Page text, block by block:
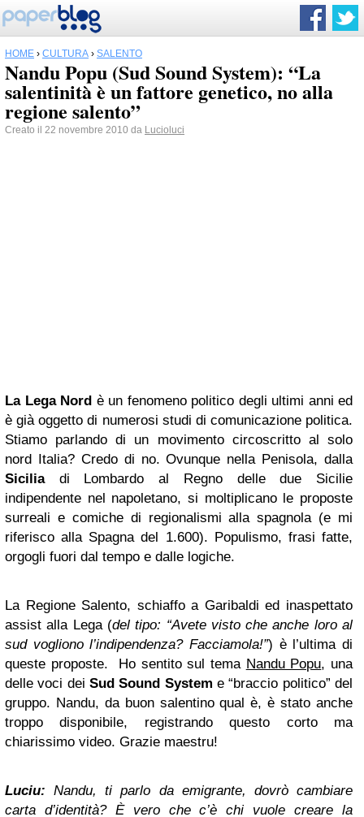
HOME › CULTURA › SALENTO
Nandu Popu (Sud Sound System): “La
salentinità è un fattore genetico, no alla
regione salento”
Creato il 22 novembre 2010 da Lucioluci
La Lega Nord è un fenomeno politico degli ultimi anni ed
è già oggetto di numerosi studi di comunicazione politica.
Stiamo parlando di un movimento circoscritto al solo
nord Italia? Credo di no. Ovunque nella Penisola, dalla
Siciliadi Lombardo al Regno delle due Sicilie
indipendente nel napoletano, si moltiplicano le proposte
surreali e comiche di regionalismi alla spagnola (e mi
riferisco alla Spagna del 1.600). Populismo, frasi fatte,
orgogli fuori dal tempo e dalle logiche.
La Regione Salento, schiaffo a Garibaldi ed inaspettato
assist alla Lega (del tipo: “Avete visto che anche loro al
sud vogliono l’indipendenza? Facciamola!”) è l’ultima di
queste proposte. Ho sentito sul tema Nandu Popu, una
delle voci dei Sud Sound System e “braccio politico” del
gruppo. Nandu, da buon salentino qual è, è stato anche
troppo disponibile, registrando questo corto ma
chiarissimo video. Grazie maestru!
Luciu: Nandu, ti parlo da emigrante, dovrò cambiare
carta d’identità? È vero che c’è chi vuole creare la